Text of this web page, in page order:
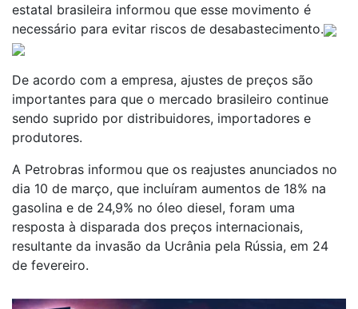
estatal brasileira informou que esse movimento é
necessário para evitar riscos de desabastecimento.
De acordo com a empresa, ajustes de preços são
importantes para que o mercado brasileiro continue
sendo suprido por distribuidores, importadores e
produtores.
A Petrobras informou que os reajustes anunciados no
dia 10 de março, que incluíram aumentos de 18% na
gasolina e de 24,9% no óleo diesel, foram uma
resposta à disparada dos preços internacionais,
resultante da invasão da Ucrânia pela Rússia, em 24
de fevereiro.